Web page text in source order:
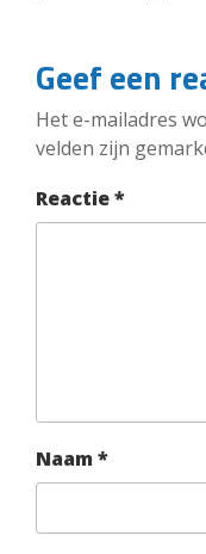
Geef een
Het e-mailadres
velden zijn
Reactie*
Naam *